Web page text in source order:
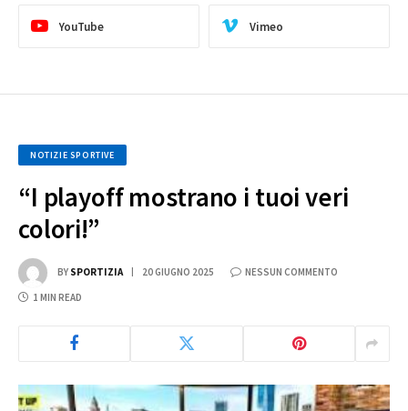
YouTube Vimeo
NOTIZIE SPORTIVE
“I playoff mostrano i tuoi veri
colori!”
BY SPORTIZIA 20 GIUGNO 2025 NESSUN COMMENTO
1 MIN READ